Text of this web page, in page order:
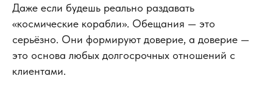
Даже если будешь реально раздавать
«космические корабли». Обещания — это
серьёзно. Они формируют доверие, а доверие —
это основа любых долгосрочных отношений с
клиентами.